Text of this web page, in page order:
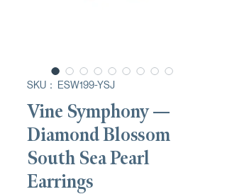
SKU： ESW199-YSJ
Vine Symphony —
Diamond Blossom
South Sea Pearl
Earrings